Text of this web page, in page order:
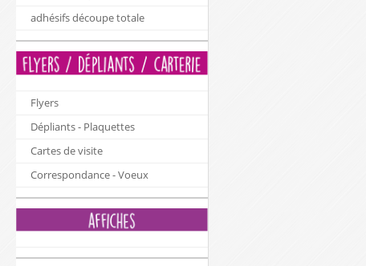
adhésifs découpe totale
Flyers
Dépliants - Plaquettes
Cartes de visite
Correspondance - Voeux